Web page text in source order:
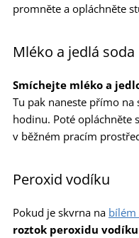
promněte a opláchněte
Mléko a jedlá soda
Smíchejte mléko a
Tu pak naneste přímo
hodinu. Poté opláchněte
v běžném pracím
Peroxid vodíku
Pokud je skvrna na bílém
roztok peroxidu vodíku